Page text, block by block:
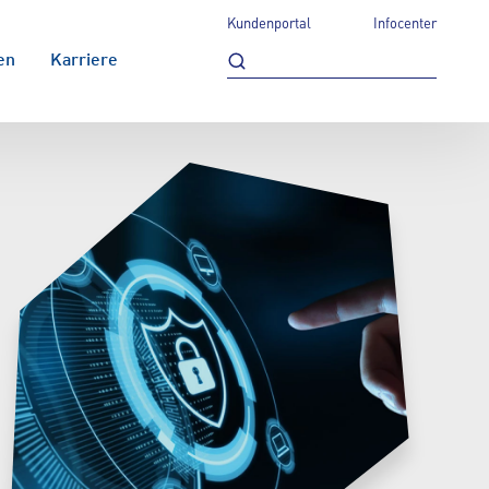
Karriere
Kundenportal Infocenter